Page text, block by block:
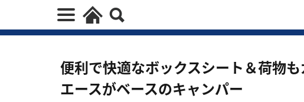
便利で快適なボックスシート＆荷物
エースがベースのキャンパー